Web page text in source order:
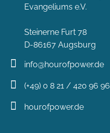
Evangeliums e.V.
Steinerne Furt 78
D-86167 Augsburg
info@hourofpower.de
(+49) 0 8 21 / 420 96 96
hourofpower.de